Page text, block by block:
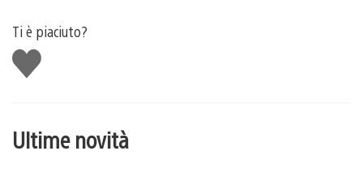
Ti è piaciuto?
Mi
piace
Ultime novità